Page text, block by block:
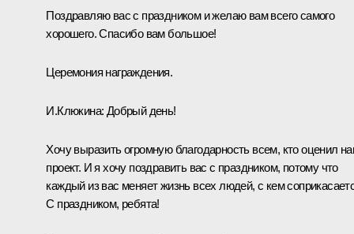
Поздравляю вас с праздником и желаю вам всего самого
хорошего. Спасибо вам большое!
Церемония награждения.
И.Клюкина: Добрый день!
Хочу выразить огромную благодарность всем, кто оценил
проект. И я хочу поздравить вас с праздником, потому что
каждый из вас меняет жизнь всех людей, с кем
С праздником, ребята!